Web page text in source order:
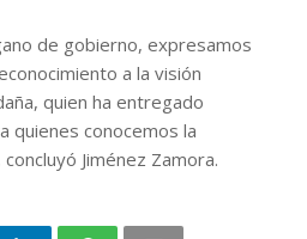
de gobierno, expresamos
a la visión
quien ha entregado
quienes conocemos la
Jiménez Zamora.